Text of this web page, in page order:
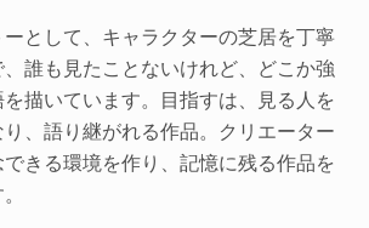
として、キャラクターの芝居を丁寧
誰も見たことないけれど、どこか強
を描いています。目指すは、見る人を
、語り継がれる作品。クリエーター
きる環境を作り、記憶に残る作品を